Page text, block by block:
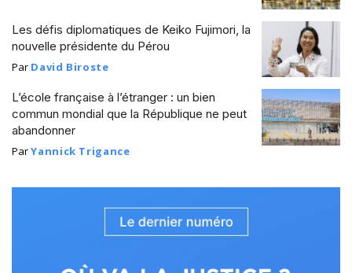
Les défis diplomatiques de Keiko Fujimori, la
nouvelle présidente du Pérou
Par David Biroste
L’école française à l’étranger : un bien
commun mondial que la République ne peut
abandonner
ParYannick Trigance